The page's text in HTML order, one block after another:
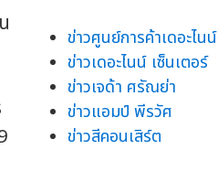
ข่าวศูนย์การค้าเดอะไนน์
ข่าวเดอะไนน์ เซ็นเตอร์
ข่าวเจด้า ศรัณย่า
ข่าวแอมป์ พีรวัศ
ข่าวสีคอนเสิร์ต